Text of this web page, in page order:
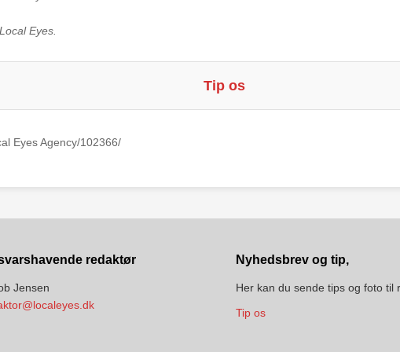
Eyes.
Tip os
Eyes Agency/102366/
redaktør
Jensen
Nyhedsbrev og tip,
Her kan du sende tips og foto til
Tip os